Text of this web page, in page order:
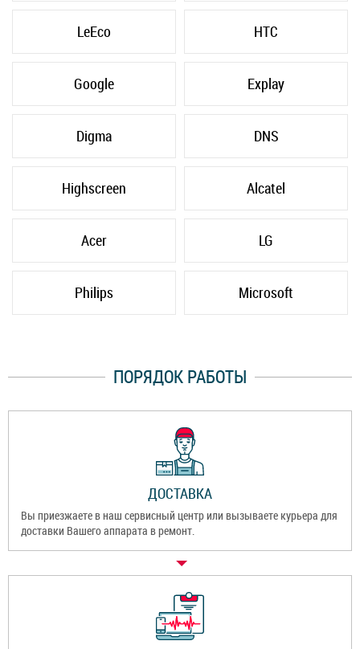
LeEco HTC
Google Explay
Digma DNS
Highscreen Alcatel
Acer LG
Philips Microsoft
ПОРЯДОК РАБОТЫ
ДОСТАВКА
Вы приезжаете в наш сервисный центр или вызываете курьера для
доставки Вашего аппарата в ремонт.